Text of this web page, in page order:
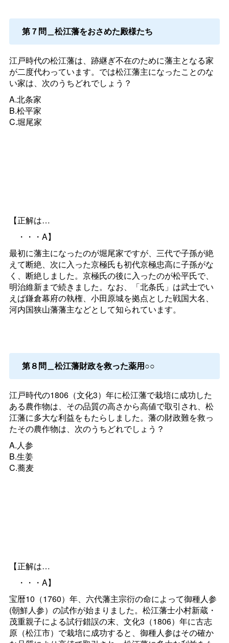
第７問＿松江藩をおさめた殿様たち
江戸時代の松江藩は、跡継ぎ不在のために藩主となる家
が二度代わっています。では松江藩主になったことのな
い家は、次のうちどれでしょう？
A.北条家
B.松平家
C.堀尾家
【正解は…
・・・A】
最初に藩主になったのが堀尾家ですが、三代で子孫が絶
えて断絶、次に入った京極氏も初代京極忠高に子孫がな
く、断絶しました。京極氏の後に入ったのが松平氏で、
明治維新まで続きました。なお、「北条氏」は武士でい
えば鎌倉幕府の執権、小田原城を拠点とした戦国大名、
河内国狭山藩藩主などとして知られています。
第８問＿松江藩財政を救った薬用○○
江戸時代の1806（文化3）年に松江藩で栽培に成功した
ある農作物は、その品質の高さから高値で取引され、松
江藩に多大な利益をもたらしました。藩の財政難を救っ
たその農作物は、次のうちどれでしょう？
A.人参
B.生姜
C.蕎麦
【正解は…
・・・A】
宝暦10（1760）年、六代藩主宗衍の命によって御種人参
(朝鮮人参）の試作が始まりました。松江藩士小村新蔵・
茂重親子による試行錯誤の末、文化3（1806）年に古志
原（松江市）で栽培に成功すると、御種人参はその確か